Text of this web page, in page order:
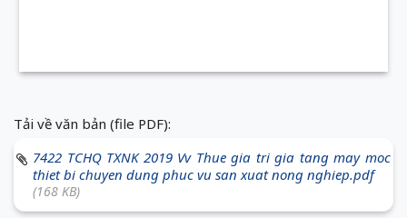
Tải về văn bản (file PDF):
7422 TCHQ TXNK 2019 Vv Thue gia tri gia tang may moc
thiet bi chuyen dung phuc vu san xuat nong nghiep.pdf
(168 KB)